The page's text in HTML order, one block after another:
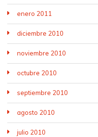
enero 2011
diciembre 2010
noviembre 2010
octubre 2010
septiembre 2010
agosto 2010
julio 2010